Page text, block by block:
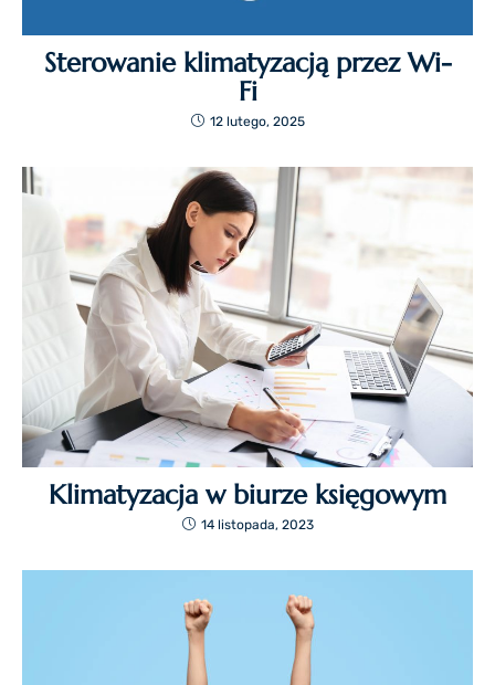
Sterowanie klimatyzacją przez Wi-
Fi
12 lutego, 2025
Klimatyzacja w biurze księgowym
14 listopada, 2023